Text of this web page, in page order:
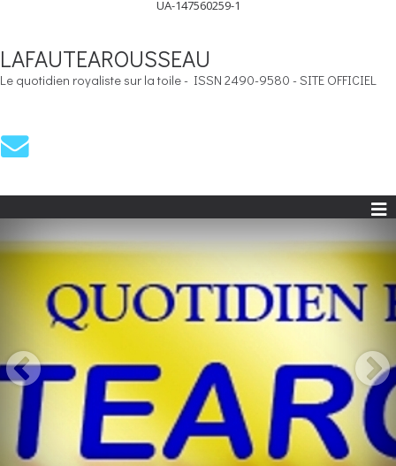
UA-147560259-1
LAFAUTEAROUSSEAU
Le quotidien royaliste sur la toile - ISSN 2490-9580 - SITE OFFICIEL